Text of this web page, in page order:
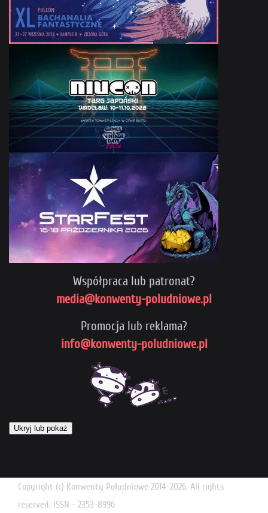
Współpraca lub patronat?
media@konwenty-poludniowe.pl
Promocja lub reklama?
info@konwenty-poludniowe.pl
Ukryj lub pokaż
Copyright (c) Konwenty Południowe 2014-2026. All rights
reserved. ISSN - 2353-8996